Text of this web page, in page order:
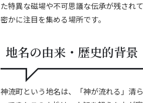
た特異な磁場や不可思議な伝承が残され
密かに注目を集める場所です。
地名の由来・歴史的背景
神流町という地名は、「神が流れる」清